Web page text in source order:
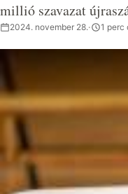
millió szavazat
2024. november 28.· 1 perc